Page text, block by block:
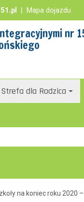
| Mapa dojazdu
nr
Strefa dla Rodzica
na koniec roku 2020 –